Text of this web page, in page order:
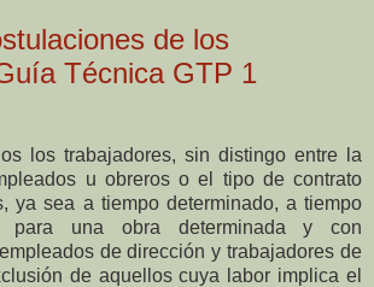
de los
Técnica GTP 1
los trabajadores, sin distingo entre la
u obreros o el tipo de contrato
ya sea a tiempo determinado, a tiempo
para una obra determinada y con
de dirección y trabajadores de
de aquellos cuya labor implica el